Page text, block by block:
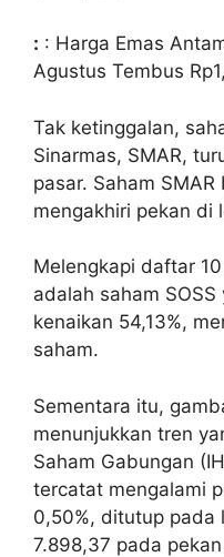
: : Harga Emas
Agustus Tembus
Tak ketinggalan,
Sinarmas, SMAR,
pasar. Saham
mengakhiri pekan di
Melengkapi daftar 10
adalah saham
kenaikan 54,13%,
saham.
Sementara itu,
menunjukkan tren
Saham Gabungan
tercatat mengalami
0,50%, ditutup pada
7.898,37 pada